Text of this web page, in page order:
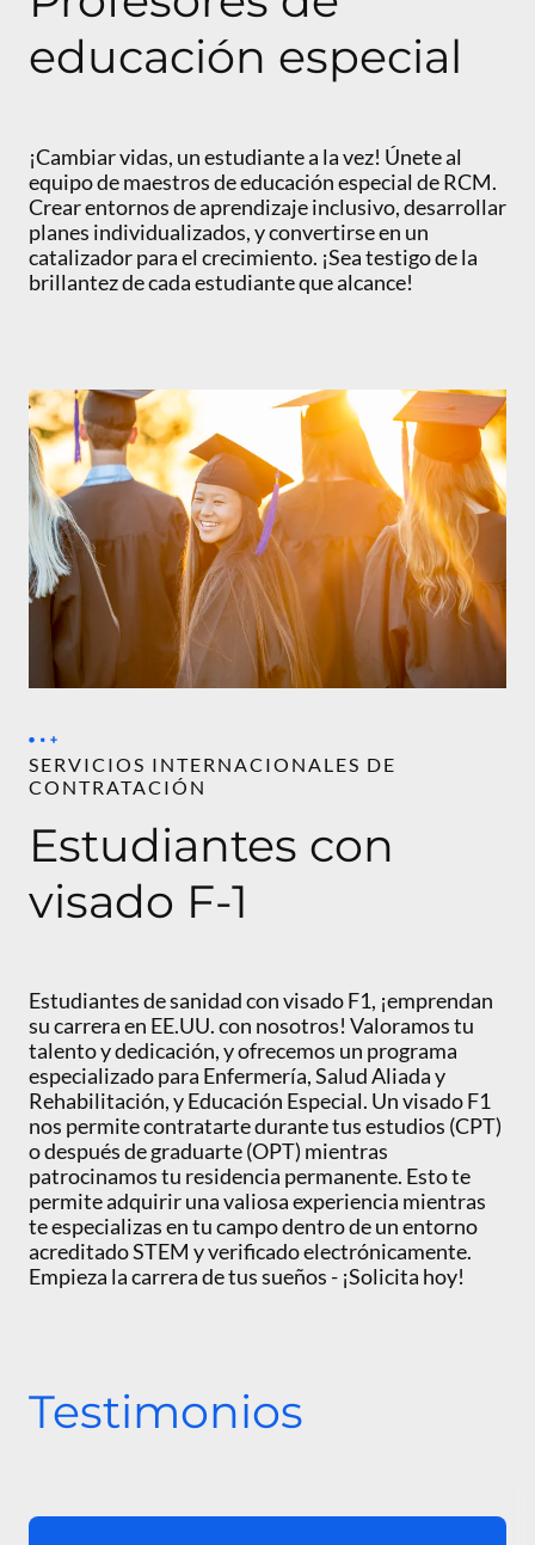
educación especial
¡Cambiar vidas, un estudiante a la vez! Únete al
equipo de maestros de educación especial de RCM.
Crear entornos de aprendizaje inclusivo, desarrollar
planes individualizados, y convertirse en un
catalizador para el crecimiento. ¡Sea testigo de la
brillantez de cada estudiante que alcance!
SERVICIOS INTERNACIONALES DE
CONTRATACIÓN
Estudiantes con
visado F-1
Estudiantes de sanidad con visado F1, ¡emprendan
su carrera en EE.UU. con nosotros! Valoramos tu
talento y dedicación, y ofrecemos un programa
especializado para Enfermería, Salud Aliada y
Rehabilitación, y Educación Especial. Un visado F1
nos permite contratarte durante tus estudios (CPT)
o después de graduarte (OPT) mientras
patrocinamos tu residencia permanente. Esto te
permite adquirir una valiosa experiencia mientras
te especializas en tu campo dentro de un entorno
acreditado STEM y verificado electrónicamente.
Empieza la carrera de tus sueños - ¡Solicita hoy!
Testimonios